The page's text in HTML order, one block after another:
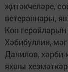
җитәкчеләре,
ветераннары,
Көн
Хәбибуллин,
Данилов, хәрби
яхшы